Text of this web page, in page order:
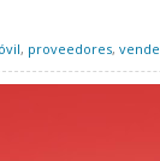
, proveedores, vende